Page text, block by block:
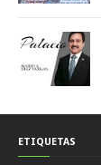
ETIQUETAS